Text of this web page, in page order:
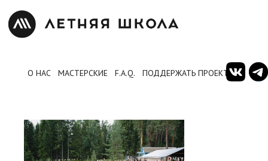
О НАС МАСТЕРСКИЕ F.A.Q. ПОДДЕРЖАТЬ ПРОЕКТ